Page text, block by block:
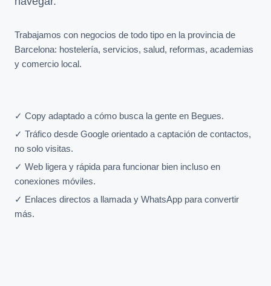
Trabajamos con negocios de todo tipo en la provincia de
Barcelona: hostelería, servicios, salud, reformas, academias
y comercio local.
✓ Copy adaptado a cómo busca la gente en Begues.
✓ Tráfico desde Google orientado a captación de contactos,
no solo visitas.
✓ Web ligera y rápida para funcionar bien incluso en
conexiones móviles.
✓ Enlaces directos a llamada y WhatsApp para convertir
más.